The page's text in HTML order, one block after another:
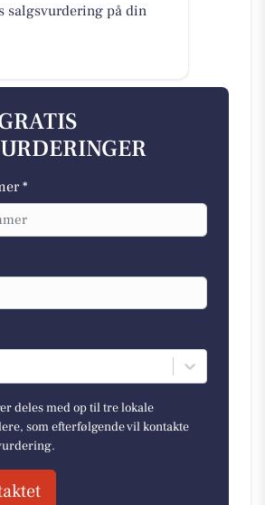
salgsvurdering på din
*
deles med op til tre lokale
som efterfølgende vil kontakte